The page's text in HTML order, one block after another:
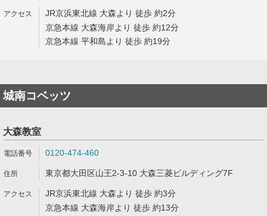
JR京浜東北線 大森より 徒歩 約2分
京急本線 大森海岸より 徒歩 約12分
京急本線 平和島より 徒歩 約19分
城南コベッツ
大森教室
0120-474-460
東京都大田区山王2-3-10 大森三菱ビルディング7F
JR京浜東北線 大森より 徒歩 約3分
京急本線 大森海岸より 徒歩 約13分